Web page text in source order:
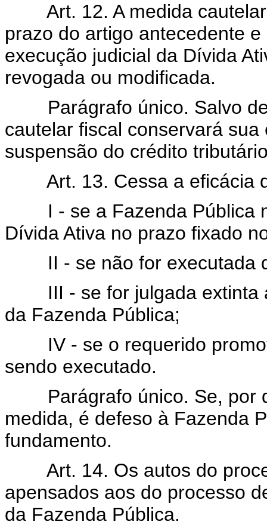
Art. 12. A medida
prazo do artigo antecedente
execução judicial da Dívida
revogada ou modificada.
Parágrafo único. Salvo
cautelar fiscal conservará
suspensão do crédito
Art. 13. Cessa a eficácia
I - se a Fazenda Pública
Dívida Ativa no prazo fixado
II - se não for executada
III - se for julgada
da Fazenda Pública;
IV - se o requerido
sendo executado.
Parágrafo único. Se, por
medida, é defeso à Fazenda
fundamento.
Art. 14. Os autos do
apensados aos do processo
da Fazenda Pública.